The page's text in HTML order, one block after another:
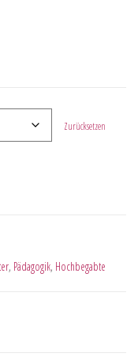
Zurücksetzen
, Pädagogik, Hochbegabte